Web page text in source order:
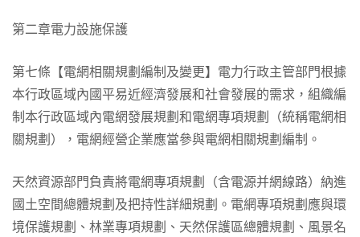
第二章電力設施保護
第七條【電網相關規劃編制及變更】電力行政主管部門根據
本行政區域內國平易近經濟發展和社會發展的需求，組織編
制本行政區域內電網發展規劃和電網專項規劃（統稱電網相
關規劃），電網經營企業應當參與電網相關規劃編制。
天然資源部門負責將電網專項規劃（含電源并網線路）納進
國土空間總體規劃及把持性詳細規劃。電網專項規劃應與環
境保護規劃、林業專項規劃、天然保護區總體規劃、風景名